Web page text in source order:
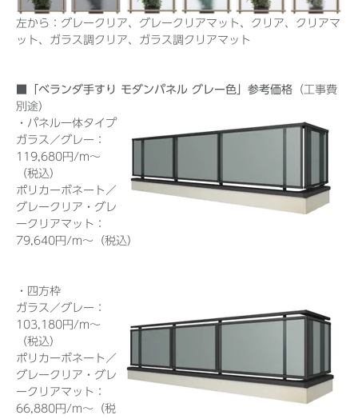
左から：グレークリア、グレークリアマット、クリア、クリアマ
ット、ガラス調クリア、ガラス調クリアマット
■「ベランダ手すり モダンパネル グレー色」参考価格 （工事費
別途）
・パネル一体タイプ
ガラス／グレー：
119,680円/m～
（税込）
ポリカーボネート／
グレークリア・グレ
ークリアマット：
79,640円/m～（税込）
・四方枠
ガラス／グレー：
103,180円/m～
（税込）
ポリカーボネート／
グレークリア・グレ
ークリアマット：
66,880円/m～（税